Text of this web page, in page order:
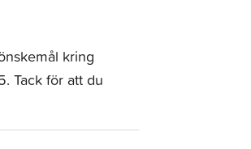
kring
Tack för att du